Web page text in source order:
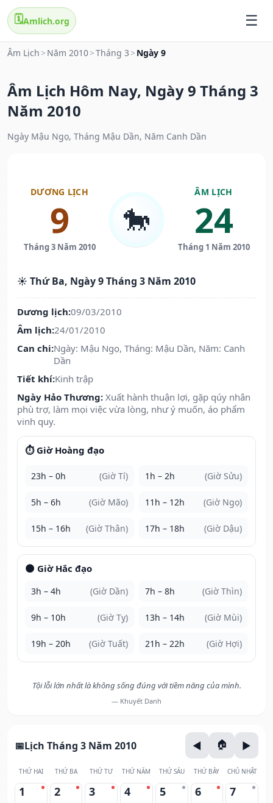
🗓️Amlich.org
Âm Lịch > Năm 2010>Tháng 3 > Ngày 9
Âm Lịch Hôm Nay, Ngày 9 Tháng 3
Năm 2010
Ngày Mậu Ngọ, Tháng Mậu Dần, Năm Canh Dần
DƯƠNG LỊCH
9
Tháng 3 Năm 2010
🐎
ÂM LỊCH
24
Tháng 1 Năm 2010
☀️ Thứ Ba, Ngày 9 Tháng 3 Năm 2010
Dương lịch:09/03/2010
Âm lịch:24/01/2010
Can chi:Ngày: Mậu Ngọ, Tháng: Mậu Dần, Năm: Canh
Dần
Tiết khí:Kinh trập
Ngày Hảo Thương: Xuất hành thuận lợi, gặp qúy nhân
phù trợ, làm mọi việc vừa lòng, như ý muốn, áo phẩm
vinh quy.
⏱️ Giờ Hoàng đạo
23h – 0h (Giờ Tí) 1h – 2h (Giờ Sửu)
5h – 6h (Giờ Mão) 11h – 12h (Giờ Ngọ)
15h – 16h (Giờ Thân) 17h – 18h (Giờ Dậu)
🌑 Giờ Hắc đạo
3h – 4h (Giờ Dần) 7h – 8h (Giờ Thìn)
9h – 10h (Giờ Tỵ) 13h – 14h (Giờ Mùi)
19h – 20h (Giờ Tuất) 21h – 22h (Giờ Hợi)
Tội lỗi lớn nhất là không sống đúng với tiềm năng của mình.
— Khuyết Danh
Lịch Tháng 3 Năm 2010
THỨ HAI THỨ BA THỨ TƯ THỨ NĂM THỨ SÁU THỨ BẢY CHỦ NHẬT
1 2 3 4 5 6 7